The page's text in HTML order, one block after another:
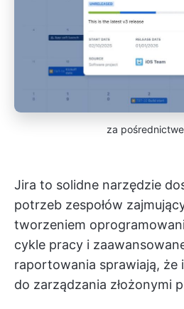
za
Jira to solidne narzędzie
potrzeb zespołów
tworzeniem
cykle pracy i
raportowania sprawiają, że
do zarządzania złożonymi